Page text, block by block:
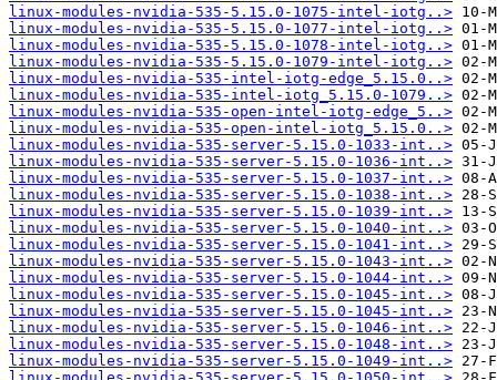
linux-modules-nvidia-535-5.15.0-1075-intel-iotg..>
linux-modules-nvidia-535-5.15.0-1077-intel-iotg..>
linux-modules-nvidia-535-5.15.0-1078-intel-iotg..>
linux-modules-nvidia-535-5.15.0-1079-intel-iotg..>
linux-modules-nvidia-535-intel-iotg-edge_5.15.0..>
linux-modules-nvidia-535-intel-iotg_5.15.0-1079..>
linux-modules-nvidia-535-open-intel-iotg-edge_5..>
linux-modules-nvidia-535-open-intel-iotg_5.15.0..>
linux-modules-nvidia-535-server-5.15.0-1033-int..>
linux-modules-nvidia-535-server-5.15.0-1036-int..>
linux-modules-nvidia-535-server-5.15.0-1037-int..>
linux-modules-nvidia-535-server-5.15.0-1038-int..>
linux-modules-nvidia-535-server-5.15.0-1039-int..>
linux-modules-nvidia-535-server-5.15.0-1040-int..>
linux-modules-nvidia-535-server-5.15.0-1041-int..>
linux-modules-nvidia-535-server-5.15.0-1043-int..>
linux-modules-nvidia-535-server-5.15.0-1044-int..>
linux-modules-nvidia-535-server-5.15.0-1045-int..>
linux-modules-nvidia-535-server-5.15.0-1045-int..>
linux-modules-nvidia-535-server-5.15.0-1046-int..>
linux-modules-nvidia-535-server-5.15.0-1048-int..>
linux-modules-nvidia-535-server-5.15.0-1049-int..>